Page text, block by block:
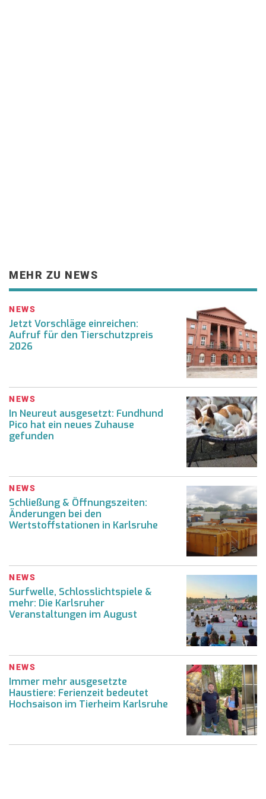
MEHR ZU NEWS
NEWS
Jetzt Vorschläge einreichen:
Aufruf für den Tierschutzpreis
2026
NEWS
In Neureut ausgesetzt: Fundhund
Pico hat ein neues Zuhause
gefunden
NEWS
Schließung & Öffnungszeiten:
Änderungen bei den
Wertstoffstationen in Karlsruhe
NEWS
Surfwelle, Schlosslichtspiele &
mehr: Die Karlsruher
Veranstaltungen im August
NEWS
Immer mehr ausgesetzte
Haustiere: Ferienzeit bedeutet
Hochsaison im Tierheim Karlsruhe